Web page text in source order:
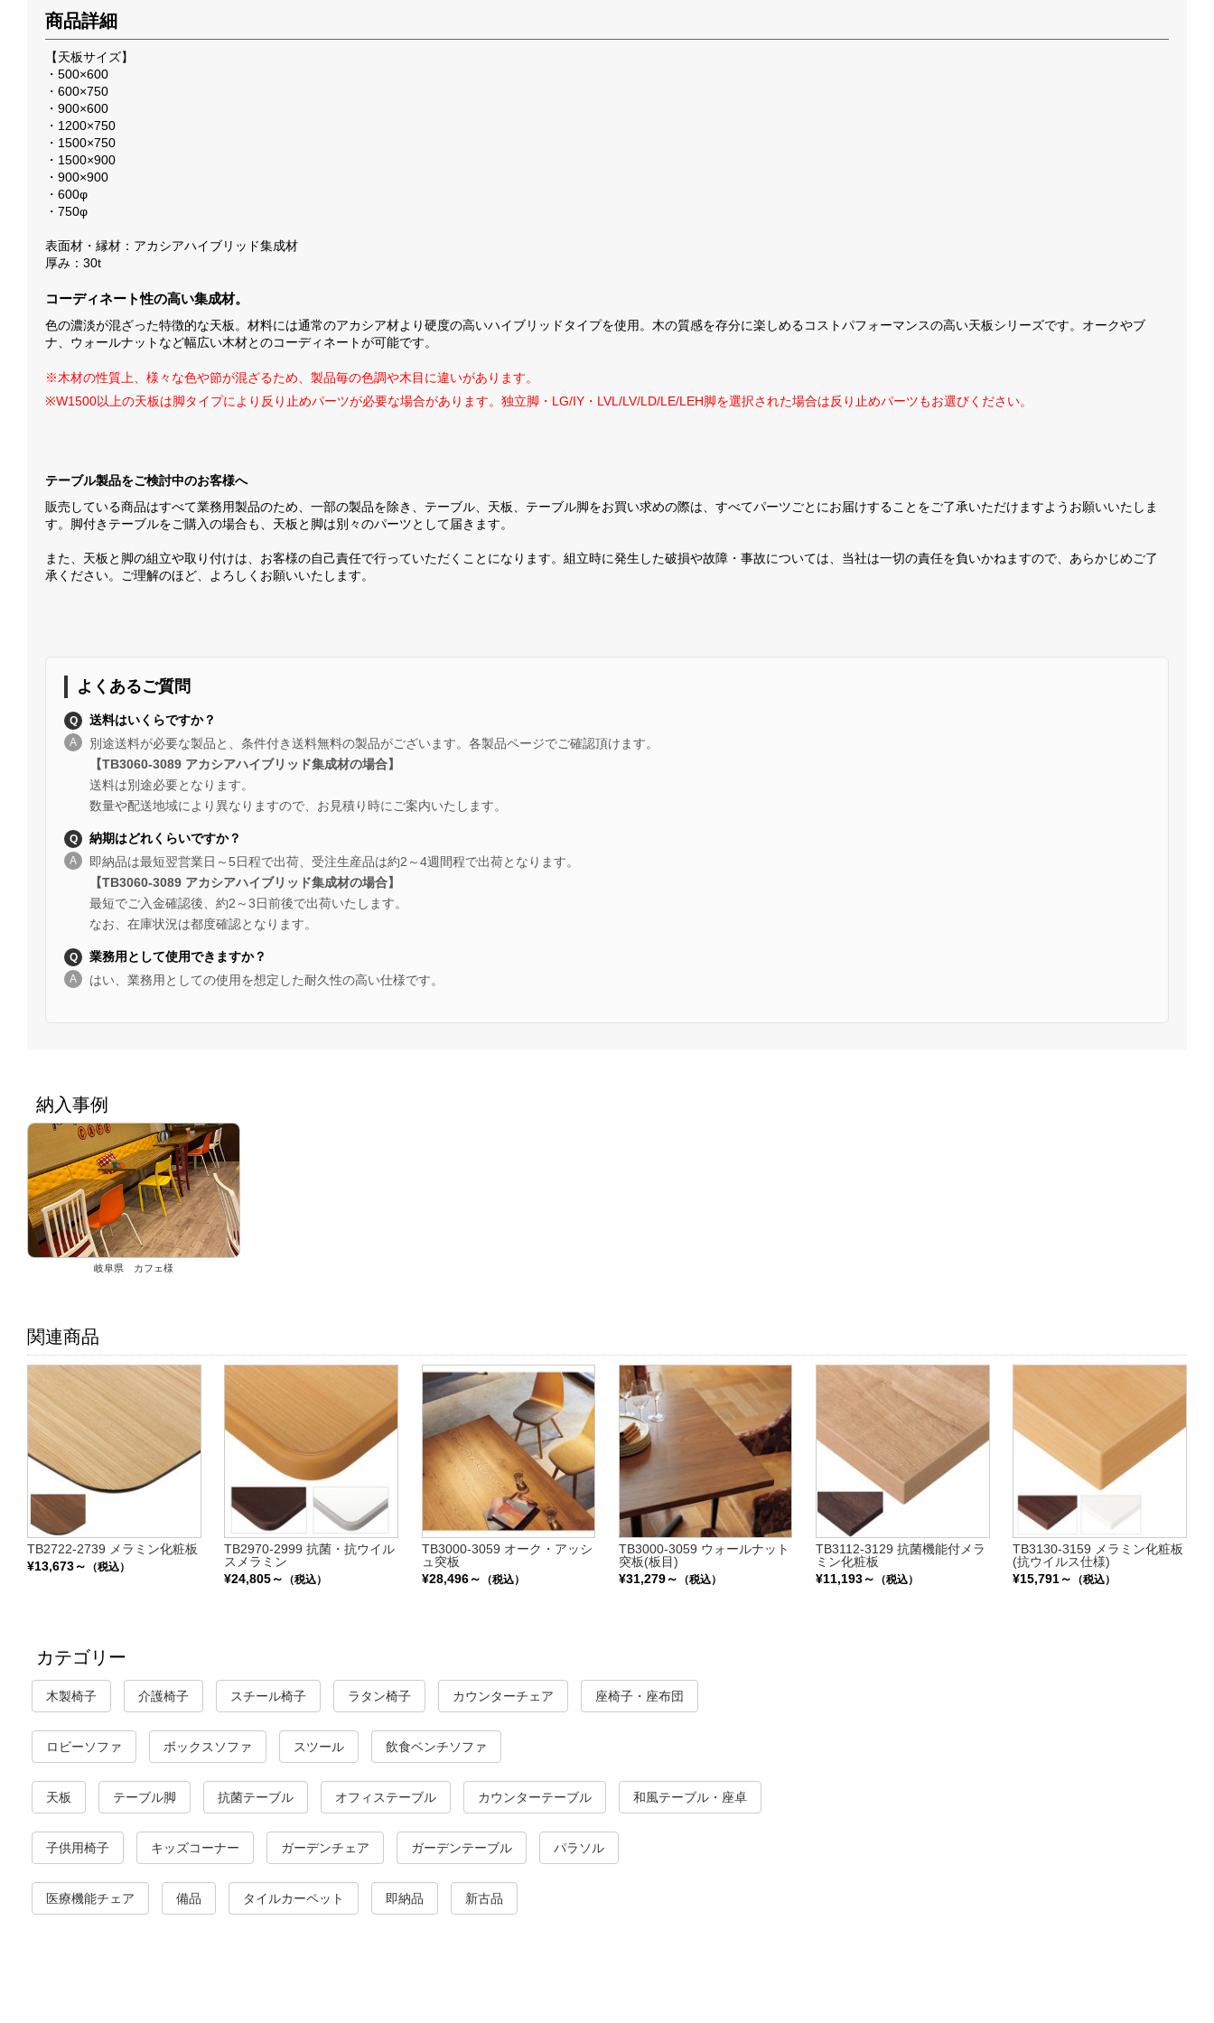
商品詳細
【天板サイズ】
・500×600
・600×750
・900×600
・1200×750
・1500×750
・1500×900
・900×900
・600φ
・750φ
表面材・縁材：アカシアハイブリッド集成材
厚み：30t
コーディネート性の高い集成材。
色の濃淡が混ざった特徴的な天板。材料には通常のアカシア材より硬度の高いハイブリッドタイプを使用。木の質感を存分に楽しめるコストパフォーマンスの高い天板シリーズです。オークやブ
ナ、ウォールナットなど幅広い木材とのコーディネートが可能です。
※木材の性質上、様々な色や節が混ざるため、製品毎の色調や木目に違いがあります。
※W1500以上の天板は脚タイプにより反り止めパーツが必要な場合があります。独立脚・LG/IY・LVL/LV/LD/LE/LEH脚を選択された場合は反り止めパーツもお選びください。
テーブル製品をご検討中のお客様へ
販売している商品はすべて業務用製品のため、一部の製品を除き、テーブル、天板、テーブル脚をお買い求めの際は、すべてパーツごとにお届けすることをご了承いただけますようお願いいたしま
す。脚付きテーブルをご購入の場合も、天板と脚は別々のパーツとして届きます。
また、天板と脚の組立や取り付けは、お客様の自己責任で行っていただくことになります。組立時に発生した破損や故障・事故については、当社は一切の責任を負いかねますので、あらかじめご了
承ください。ご理解のほど、よろしくお願いいたします。
よくあるご質問
送料はいくらですか？
別途送料が必要な製品と、条件付き送料無料の製品がございます。各製品ページでご確認頂けます。
【TB3060-3089 アカシアハイブリッド集成材の場合】
送料は別途必要となります。
数量や配送地域により異なりますので、お見積り時にご案内いたします。
納期はどれくらいですか？
即納品は最短翌営業日～5日程で出荷、受注生産品は約2～4週間程で出荷となります。
【TB3060-3089 アカシアハイブリッド集成材の場合】
最短でご入金確認後、約2～3日前後で出荷いたします。
なお、在庫状況は都度確認となります。
業務用として使用できますか？
はい、業務用としての使用を想定した耐久性の高い仕様です。
納入事例
岐阜県 カフェ様
関連商品
TB2722-2739 メラミン化粧板
¥13,673～
（税込）
TB2970-2999 抗菌・抗ウイル
スメラミン
¥24,805～
（税込）
TB3000-3059 オーク・アッシ
ュ突板
¥28,496～
（税込）
TB3000-3059 ウォールナット
突板(板目)
¥31,279～
（税込）
TB3112-3129 抗菌機能付メラ
ミン化粧板
¥11,193～
（税込）
TB3130-3159 メラミン化粧板
(抗ウイルス仕様)
¥15,791～
（税込）
カテゴリー
木製椅子 介護椅子 スチール椅子 ラタン椅子 カウンターチェア 座椅子・座布団
ロビーソファ ボックスソファ スツール 飲食ベンチソファ
天板 テーブル脚 抗菌テーブル オフィステーブル カウンターテーブル 和風テーブル・座卓
子供用椅子 キッズコーナー ガーデンチェア ガーデンテーブル パラソル
医療機能チェア 備品 タイルカーペット 即納品 新古品